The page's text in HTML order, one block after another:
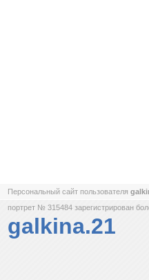
Персональный сайт пользователя
портрет № 315484 зарегистрирован
galkina.21